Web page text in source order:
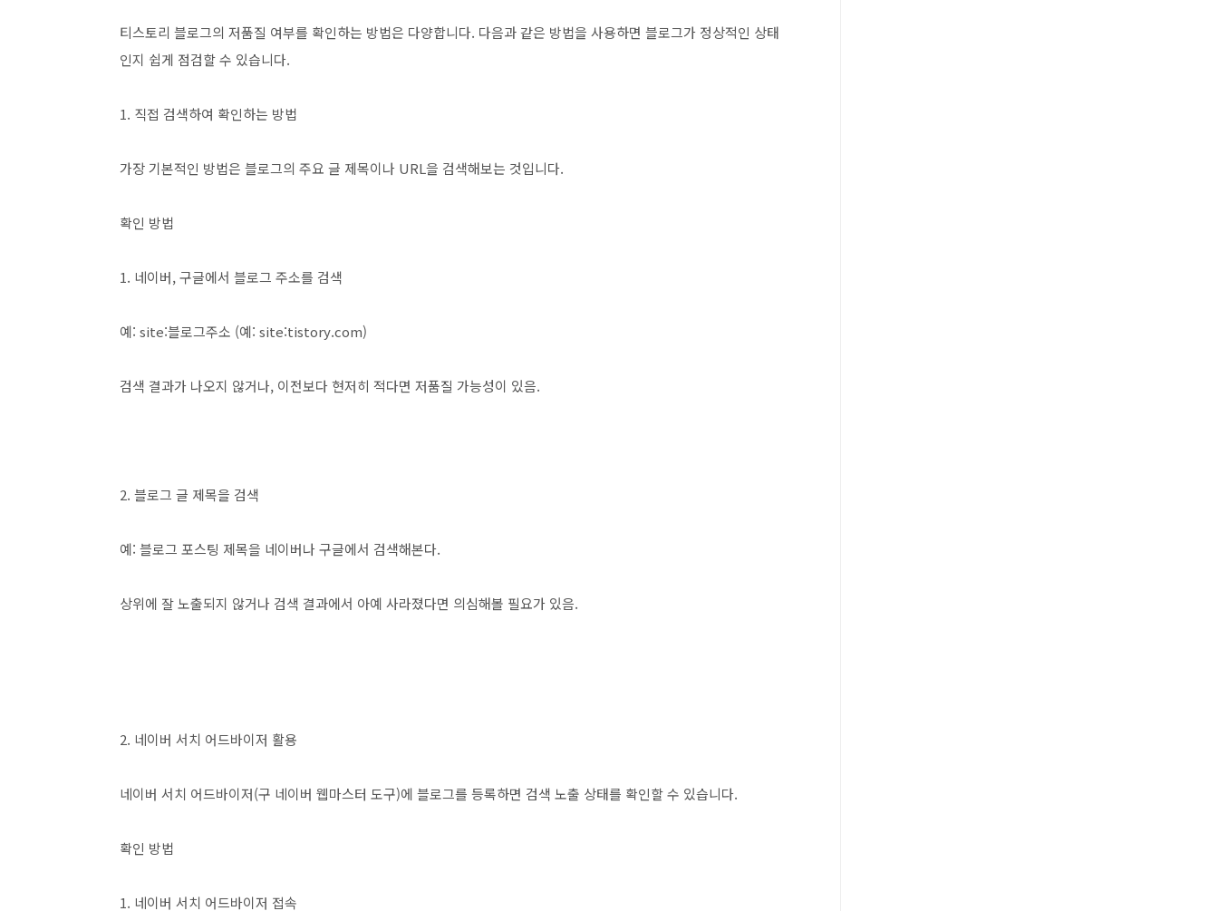
티스토리 블로그의 저품질 여부를 확인하는 방법은 다양합니다. 다음과 같은 방법을 사용하면 블로그가 정상적인 상태
인지 쉽게 점검할 수 있습니다.
1. 직접 검색하여 확인하는 방법
가장 기본적인 방법은 블로그의 주요 글 제목이나 URL을 검색해보는 것입니다.
확인 방법
1. 네이버, 구글에서 블로그 주소를 검색
예: site:블로그주소 (예: site:tistory.com)
검색 결과가 나오지 않거나, 이전보다 현저히 적다면 저품질 가능성이 있음.
2. 블로그 글 제목을 검색
예: 블로그 포스팅 제목을 네이버나 구글에서 검색해본다.
상위에 잘 노출되지 않거나 검색 결과에서 아예 사라졌다면 의심해볼 필요가 있음.
2. 네이버 서치 어드바이저 활용
네이버 서치 어드바이저(구 네이버 웹마스터 도구)에 블로그를 등록하면 검색 노출 상태를 확인할 수 있습니다.
확인 방법
1. 네이버 서치 어드바이저 접속